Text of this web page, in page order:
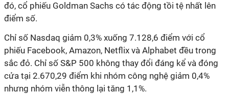
đó, cổ phiếu Goldman Sachs có tác động tồi tệ nhất lên
điểm số.
Chỉ số Nasdaq giảm 0,3% xuống 7.128,6 điểm với cổ
phiếu Facebook, Amazon, Netflix và Alphabet đều trong
sắc đỏ. Chỉ số S&P 500 không thay đổi đáng kể và đóng
cửa tại 2.670,29 điểm khi nhóm công nghệ giảm 0,4%
nhưng nhóm viễn thông lại tăng 1,1%.